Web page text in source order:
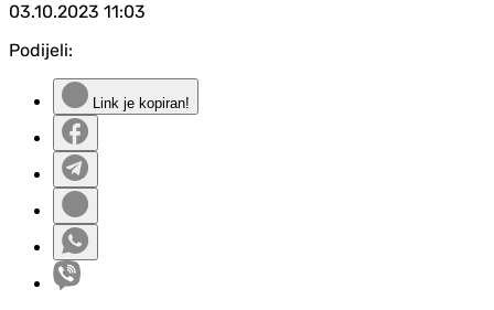
03.10.2023 11:03
Podijeli:
Link je kopiran!